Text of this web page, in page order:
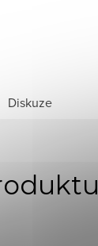
Diskuze